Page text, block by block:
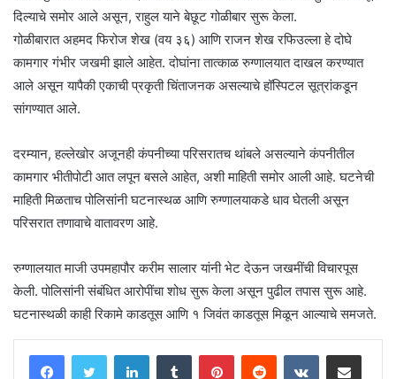
दिल्याचे समोर आले असून, राहुल याने बेछूट गोळीबार सुरू केला.
गोळीबारात अहमद फिरोज शेख (वय ३६) आणि राजन शेख रफिउल्ला हे दोघे
कामगार गंभीर जखमी झाले आहेत. दोघांना तात्काळ रुग्णालयात दाखल करण्यात
आले असून यापैकी एकाची प्रकृती चिंताजनक असल्याचे हॉस्पिटल सूत्रांकडून
सांगण्यात आले.
दरम्यान, हल्लेखोर अजूनही कंपनीच्या परिसरातच थांबले असल्याने कंपनीतील
कामगार भीतीपोटी आत लपून बसले आहेत, अशी माहिती समोर आली आहे. घटनेची
माहिती मिळताच पोलिसांनी घटनास्थळ आणि रुग्णालयाकडे धाव घेतली असून
परिसरात तणावाचे वातावरण आहे.
रुग्णालयात माजी उपमहापौर करीम सालार यांनी भेट देऊन जखमींची विचारपूस
केली. पोलिसांनी संबंधित आरोपींचा शोध सुरू केला असून पुढील तपास सुरू आहे.
घटनास्थळी काही रिकामे काडतूस आणि १ जिवंत काडतूस मिळून आल्याचे समजते.
LinkedInTumblr PinterestReddit VKontakteShare via Email